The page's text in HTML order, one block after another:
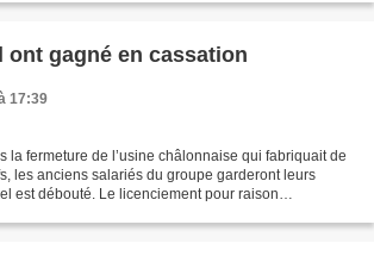
ont gagné en cassation
17:39
la fermeture de l’usine châlonnaise qui fabriquait de
les anciens salariés du groupe garderont leurs
est débouté. Le licenciement pour raison